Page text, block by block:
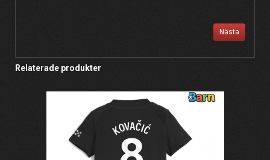
Nästa
Relaterade produkter